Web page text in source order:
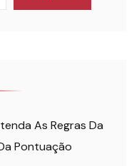
As Regras Da
Pontuação